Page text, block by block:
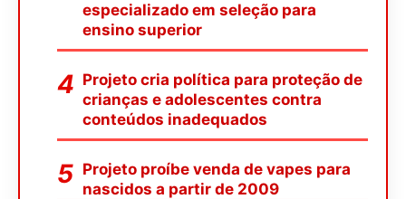
especializado em seleção para
ensino superior
Projeto cria política para proteção de
crianças e adolescentes contra
conteúdos inadequados
Projeto proíbe venda de vapes para
nascidos a partir de 2009